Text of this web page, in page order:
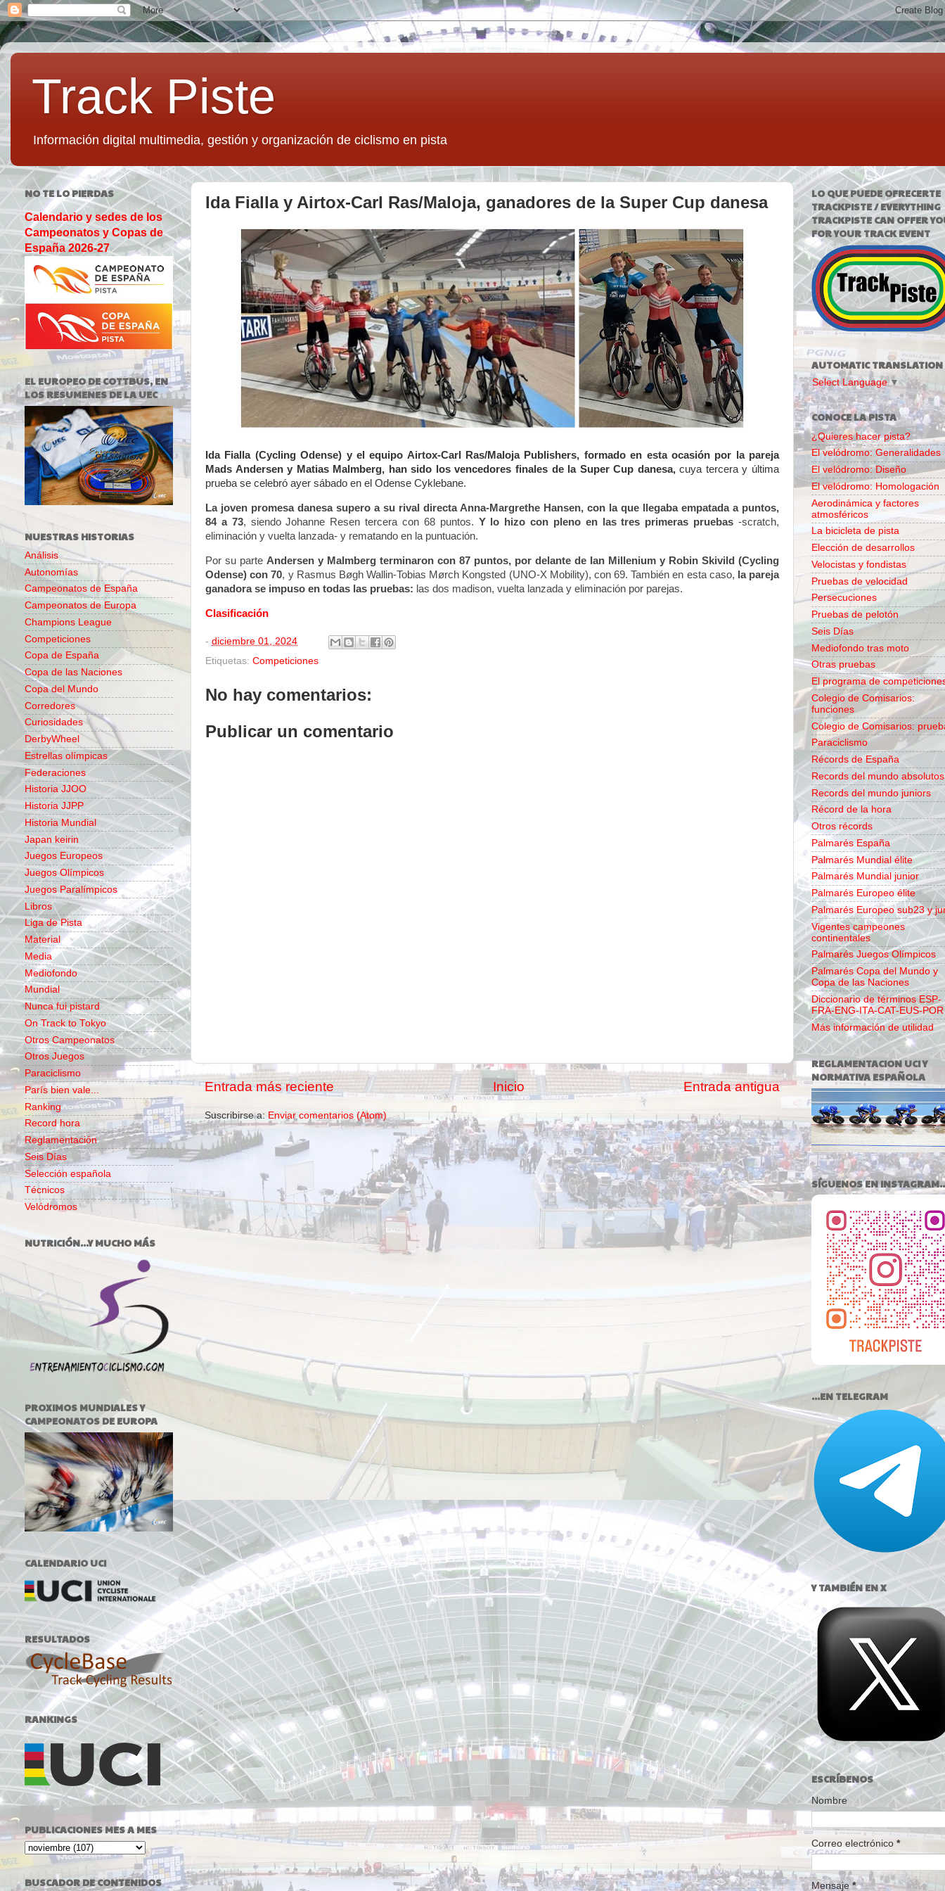
Track Piste
Información digital multimedia, gestión y organización de ciclismo en pista
Ida Fialla y Airtox-Carl Ras/Maloja, ganadores de la Super Cup danesa
Ida Fialla (Cycling Odense) y el equipo Airtox-Carl Ras/Maloja Publishers, formado en esta ocasión por la pareja
Mads Andersen y Matias Malmberg, han sido los vencedores finales de la Super Cup danesa,cuya tercera y última
prueba se celebró ayer sábado en el Odense Cyklebane.
La joven promesa danesa supero a su rival directa Anna-Margrethe Hansen, con la que llegaba empatada a puntos,
84 a 73, siendoJohanne Resen tercera con 68 puntos. Y lo hizo con pleno en las tres primeras pruebas -scratch,
eliminación y vuelta lanzada- y rematando en la puntuación.
Por su parte Andersen y Malmberg terminaron con 87 puntos, por delante de Ian Millenium y Robin Skivild (Cycling
Odense) con 70, y Rasmus Bøgh Wallin-Tobias Mørch Kongsted (UNO-X Mobility), con 69. También en esta caso, la pareja
ganadora se impuso en todas las pruebas: las dos madison, vuelta lanzada y eliminación por parejas.
Clasificación
- diciembre 01, 2024
Etiquetas: Competiciones
No hay comentarios:
Publicar un comentario
Entrada más reciente Entrada antigua
Inicio
Suscribirse a: Enviar comentarios (Atom)
NO TE LO PIERDAS
Calendario y sedes de los
Campeonatos y Copas de
España 2026-27
EL EUROPEO DE COTTBUS, EN
LOS RESUMENES DE LA UEC
NUESTRAS HISTORIAS
Análisis
Autonomías
Campeonatos de España
Campeonatos de Europa
Champions League
Competiciones
Copa de España
Copa de las Naciones
Copa del Mundo
Corredores
Curiosidades
DerbyWheel
Estrellas olímpicas
Federaciones
Historia JJOO
Historia JJPP
Historia Mundial
Japan keirin
Juegos Europeos
Juegos Olímpicos
Juegos Paralímpicos
Libros
Liga de Pista
Material
Media
Mediofondo
Mundial
Nunca fui pistard
On Track to Tokyo
Otros Campeonatos
Otros Juegos
Paraciclismo
París bien vale...
Ranking
Record hora
Reglamentación
Seis Días
Selección española
Técnicos
Velódromos
NUTRICIÓN...Y MUCHO MÁS
PROXIMOS MUNDIALES Y
CAMPEONATOS DE EUROPA
CALENDARIO UCI
RESULTADOS
RANKINGS
PUBLICACIONES MES A MES
BUSCADOR DE CONTENIDOS
LO QUE PUEDE OFRECERTE
TRACKPISTE / EVERYTHING
TRACKPISTE CAN OFFER
FOR YOUR TRACK EVENT
AUTOMATIC TRANSLATION
Select Language ▼
CONOCE LA PISTA
¿Quieres hacer pista?
El velódromo: Generalidades
El velódromo: Diseño
El velódromo: Homologación
Aerodinámica y factores
atmosféricos
La bicicleta de pista
Elección de desarrollos
Velocistas y fondistas
Pruebas de velocidad
Persecuciones
Pruebas de pelotón
Seis Días
Mediofondo tras moto
Otras pruebas
El programa de
Colegio de Comisarios:
funciones
Colegio de Comisarios:
Paraciclismo
Récords de España
Records del mundo absolutos
Records del mundo juniors
Récord de la hora
Otros récords
Palmarés España
Palmarés Mundial élite
Palmarés Mundial junior
Palmarés Europeo élite
Palmarés Europeo sub23 y
Vigentes campeones
continentales
Palmarés Juegos Olímpicos
Palmarés Copa del Mundo y
Copa de las Naciones
Diccionario de términos ESP-
FRA-ENG-ITA-CAT-EUS-POR
Más información de utilidad
REGLAMENTACION UCI Y
NORMATIVA ESPAÑOLA
SÍGUENOS EN
...EN TELEGRAM
Y TAMBIÉN EN X
ESCRÍBENOS
Nombre
Correo electrónico *
Mensaje*